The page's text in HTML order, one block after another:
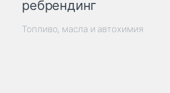
ребрендинг
Топливо, масла и автохимия